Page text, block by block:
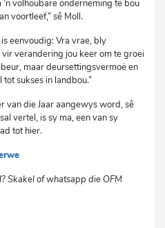
volhoubare onderneming te bou
voortleef,” sê Moll.
eenvoudig: Vra vrae, bly
verandering jou keer om te groei
maar deursettingsvermoë en
sukses in landbou.”
van die Jaar aangewys word, sê
vertel, is sy ma, een van sy
tot hier.
Skakel of whatsapp die OFM